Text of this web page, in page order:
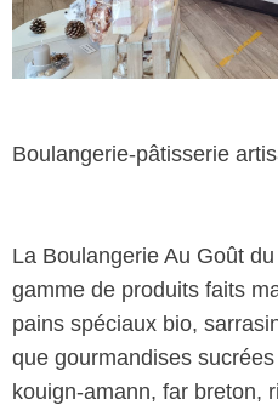
Boulangerie-pâtisserie
La Boulangerie Au Goût
gamme de produits faits
pains spéciaux bio,
que gourmandises
kouign-amann, far breton,